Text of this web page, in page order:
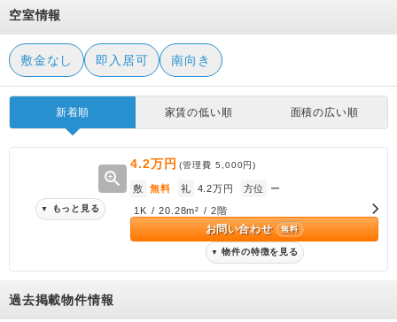
空室情報
敷金なし 即入居可 南向き
新着順 家賃の低い順 面積の広い順
zoom_in
▼ もっと見る
4.2万円 (管理費5,000円)
敷 無料 礼 4.2万円 方位 ー
1K / 20.28m² / 2階
お問い合わせ 無料
▼ 物件の特徴を見る
過去掲載物件情報